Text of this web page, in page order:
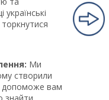
Ми
створили
допоможе вам